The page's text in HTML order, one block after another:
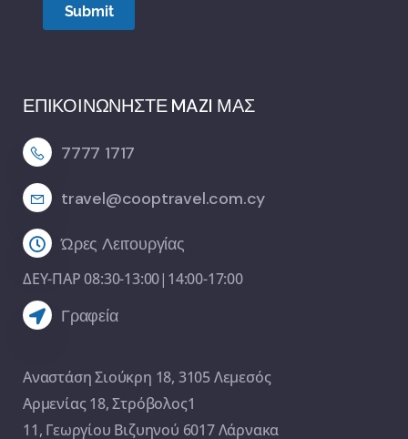
Submit
ΕΠΙΚΟΙΝΩΝΗΣΤΕ MAZI ΜΑΣ
7777 1717
travel@cooptravel.com.cy
Ώρες Λειτουργίας
ΔΕΥ-ΠΑΡ 08:30-13:00|14:00-17:00
Γραφεία
Αναστάση Σιούκρη 18, 3105 Λεμεσός
Αρμενίας 18, Στρόβολος1
11, Γεωργίου Βιζυηνού 6017 Λάρνακα